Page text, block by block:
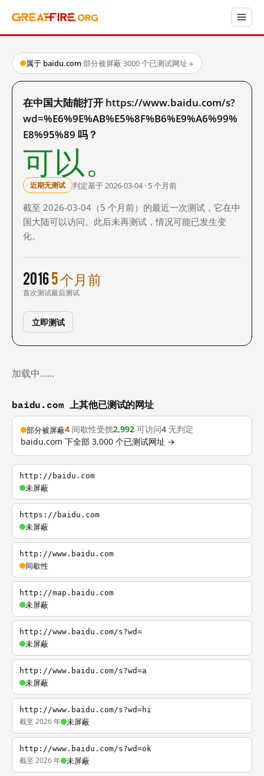
属于 baidu.com·部分被屏蔽·3000 个已测试网址→
在中国大陆能打开 https://www.baidu.com/s?
wd=%E6%9E%AB%E5%8F%B6%E9%A6%99%
E8%95%89 吗？
可以。
近期无测试 判定基于 2026-03-04 · 5 个月前
截至 2026-03-04（5 个月前）的最近一次测试，它在中
国大陆可以访问。此后未再测试，情况可能已发生变
化。
2016
首次测试
5 个月前
最后测试
立即测试
加载中……
baidu.com 上其他已测试的网址
部分被屏蔽4 间歇性受扰2,992 可访问4 无判定
baidu.com 下全部 3,000 个已测试网址 →
http://baidu.com
未屏蔽
https://baidu.com
未屏蔽
http://www.baidu.com
间歇性
http://map.baidu.com
未屏蔽
http://www.baidu.com/s?wd=
未屏蔽
http://www.baidu.com/s?wd=a
未屏蔽
http://www.baidu.com/s?wd=hi
截至 2026 年 未屏蔽
http://www.baidu.com/s?wd=ok
截至 2026 年 未屏蔽